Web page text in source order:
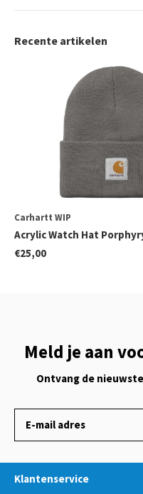
Recente artikelen
Carhartt WIP
Acrylic Watch Hat
€25,00
Meld je aan
Ontvang de
Klantenservice